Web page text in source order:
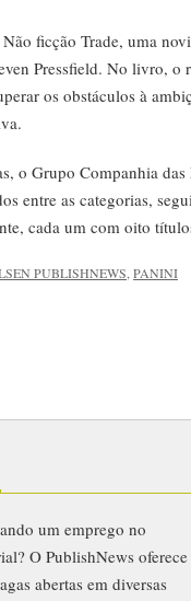
ficção Trade, uma
Pressfield. No livro, o
os obstáculos à
o Grupo Companhia
entre as categorias,
cada um com oito
PUBLISHNEWS PANINI
um emprego no
O PublishNews oferece
abertas em diversas